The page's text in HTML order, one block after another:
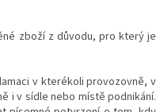
zboží z důvodu, pro který je
v kterékoli provozovně, v
i v sídle nebo místě podnikání.